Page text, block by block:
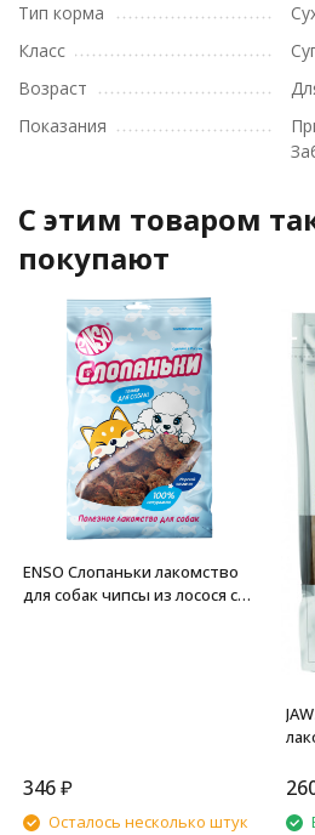
Тип корма
Класс
Возраст
Показания
C этим товаром
покупают
ENSO Слопаньки лакомство
для собак чипсы из лосося с
346₽
Осталось несколько штук